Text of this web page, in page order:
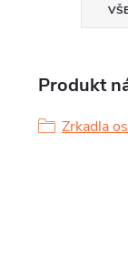
Produkt
Zrkadla